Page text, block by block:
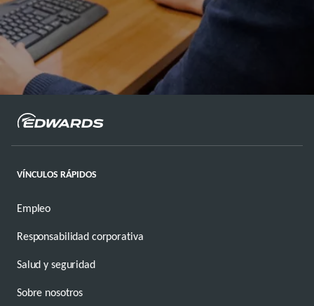
VÍNCULOS RÁPIDOS
Empleo
Responsabilidad corporativa
Salud y seguridad
Sobre nosotros